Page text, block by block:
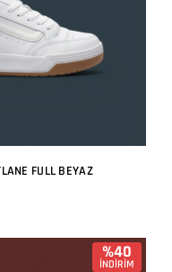
EKLE
FULL BEYAZ
%40
İNDİRİM